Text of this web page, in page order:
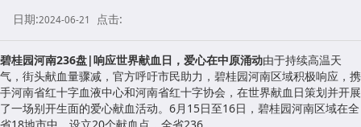
日期:2024-06-21 点击:
碧桂园河南236盘|响应世界献血日，爱心在中原涌动由于持续高温天
气，街头献血量骤减，官方呼吁市民助力，碧桂园河南区域积极响应，携
手河南省红十字血液中心和河南省红十字协会，在世界献血日策划并开展
了一场别开生面的爱心献血活动。6月15日至16日，碧桂园河南区域在全